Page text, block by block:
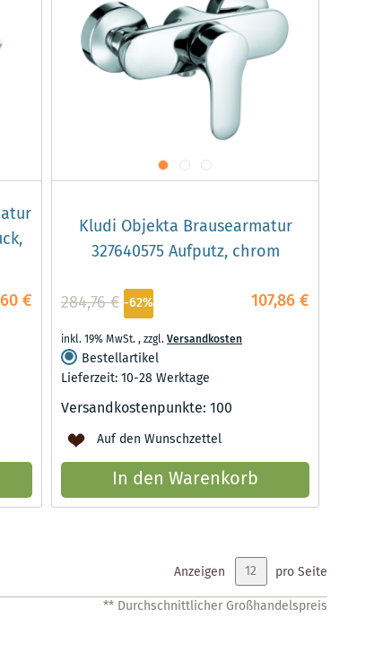
€
Kludi Objekta Brausearmatur
327640575 Aufputz, chrom
107,86 €
284,76 € -62%
inkl. 19% MwSt.,zzgl.Versandkosten
Bestellartikel
Lieferzeit: 10-28 Werktage
Versandkostenpunkte: 100
Auf den Wunschzettel
In den Warenkorb
Anzeigen
pro Seite
** Durchschnittlicher Großhandelspreis